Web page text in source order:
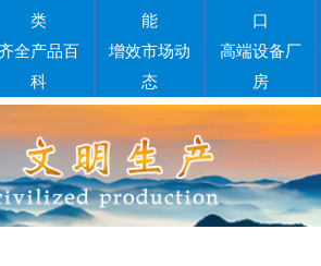
类
全产品百
科
能
增效市场动
态
口
高端设备厂
房